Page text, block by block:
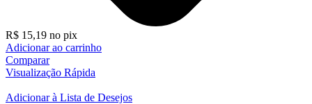
R$ 15,19 no pix
Adicionar ao carrinho
Comparar
Visualização Rápida
Adicionar à Lista de Desejos